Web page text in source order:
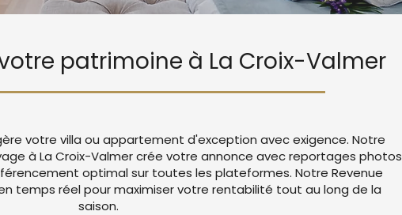
patrimoine à La Croix-Valmer
votre villa ou appartement d'exception avec exigence. Notre
à La Croix-Valmer crée votre annonce avec reportages photos
optimal sur toutes les plateformes. Notre Revenue
temps réel pour maximiser votre rentabilité tout au long de la
saison.